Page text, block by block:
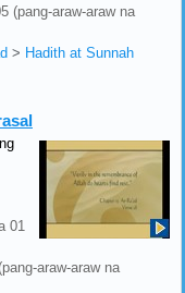
(pang-araw-araw na
> Hadith at Sunnah
01
araw-araw na